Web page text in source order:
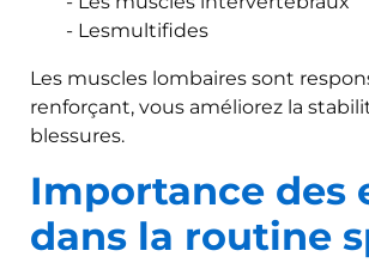
Lesmultifides
Les muscles lombaires sont
renforçant, vous améliorez la
blessures.
Importance des
dans la routine